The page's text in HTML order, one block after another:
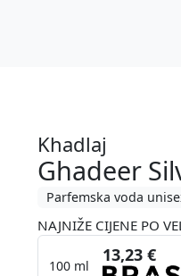
Khadlaj
Ghadeer
Parfemska voda
NAJNIŽE CIJENE PO
100 ml
13,23 €